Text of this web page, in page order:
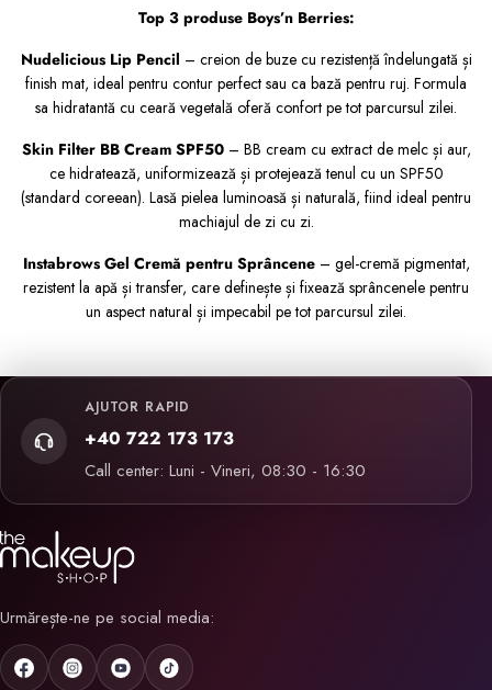
Top 3 produse Boys’n Berries:
Nudelicious Lip Pencil – creion de buze cu rezistență îndelungată și
finish mat, ideal pentru contur perfect sau ca bază pentru ruj. Formula
sa hidratantă cu ceară vegetală oferă confort pe tot parcursul zilei.
Skin Filter BB Cream SPF50– BB cream cu extract de melc și aur,
ce hidratează, uniformizează și protejează tenul cu un SPF50
(standard coreean). Lasă pielea luminoasă și naturală, fiind ideal pentru
machiajul de zi cu zi.
Instabrows Gel Cremă pentru Sprâncene– gel-cremă pigmentat,
rezistent la apă și transfer, care definește și fixează sprâncenele pentru
un aspect natural și impecabil pe tot parcursul zilei.
AJUTOR RAPID
+40 722 173 173
Call center: Luni - Vineri, 08:30 - 16:30
Urmărește-ne pe social media: